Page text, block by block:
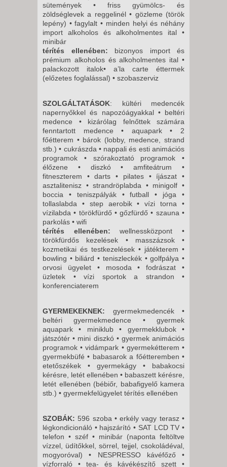
sütemények • friss gyümölcs- és
zöldséglevek a reggelinél • gözleme (török
lepény) • fagylalt • minden helyi és néhány
import alkoholos és alkoholmentes ital •
minibár
térítés ellenében: bizonyos import és
prémium alkoholos és alkoholmentes ital •
palackozott italok• a’la carte éttermek
(előzetes foglalással) • szobaszerviz
SZOLGÁLTATÁSOK: kültéri medencék
napernyőkkel és napozóágyakkal • beltéri
medence • kizárólag felnőttek számára
fenntartott medence • aquapark • 2
főétterem • bárok (lobby, medence, strand
stb.) • cukrászda • nappali és esti animációs
programok • szórakoztató programok •
élőzene • diszkó • amfiteátrum •
fitneszterem • darts • pilates • íjászat •
asztalitenisz • strandröplabda • minigolf •
boccia • teniszpályák • futball • jóga •
tollaslabda • step aerobik • vízi torna •
vízilabda • törökfürdő • gőzfürdő • szauna •
parkolás • wifi
térítés ellenében: wellnessközpont •
törökfürdős kezelések • masszázsok •
kozmetikai és testkezelések • játékterem •
bowling • biliárd • teniszleckék • golfpálya •
orvosi ügyelet • mosoda • fodrászat •
üzletek • vízi sportok a strandon •
konferenciaterem
GYERMEKEKNEK: gyermekmedencék •
beltéri gyermekmedence • gyermek
aquapark • miniklub • gyermekklubok •
játszótér • mini diszkó • gyermek animációs
programok • vidámpark • gyermekétterem •
gyermekbüfé • babasarok a főétteremben •
etetőszékek • gyermekágy • babakocsi
kérésre, letét ellenében • babaszett kérésre,
letét ellenében (bébiőr, babafigyelő kamera
stb.) • gyermekfelügyelet térítés ellenében
SZOBÁK: 596 szoba • erkély vagy terasz •
légkondicionáló • hajszárító • SAT LCD TV •
telefon • széf • minibár (naponta feltöltve
vízzel, üdítőkkel, sörrel, tejjel, csokoládéval,
mogyoróval) • NESPRESSO kávéfőző •
vízforraló • tea- és kávékészítő szett •